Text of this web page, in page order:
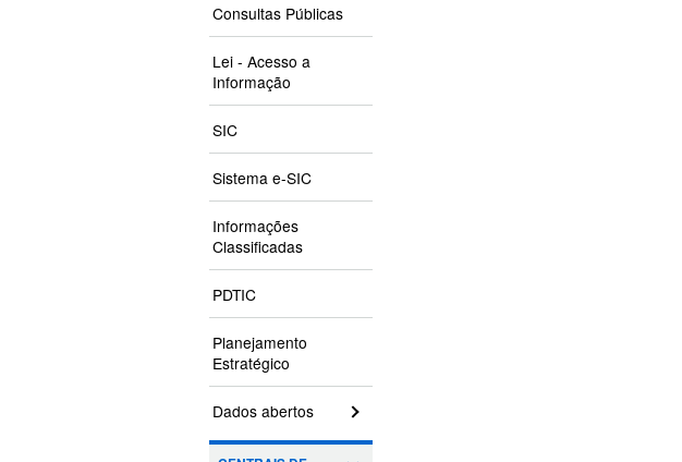
Consultas Públicas
Lei - Acesso a
Informação
SIC
Sistema e-SIC
Informações
Classificadas
PDTIC
Planejamento
Estratégico
Dados abertos